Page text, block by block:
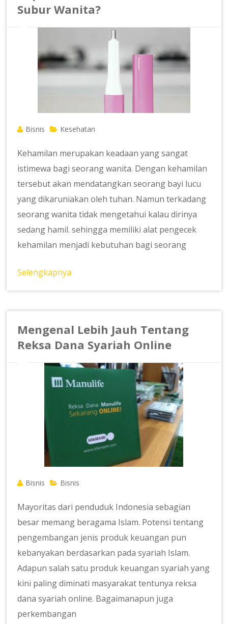
Subur Wanita?
Bisnis Kesehatan
Kehamilan merupakan keadaan yang sangat
istimewa bagi seorang wanita. Dengan kehamilan
tersebut akan mendatangkan seorang bayi lucu
yang dikaruniakan oleh tuhan. Namun terkadang
seorang wanita tidak mengetahui kalau dirinya
sedang hamil. sehingga memiliki alat pengecek
kehamilan menjadi kebutuhan bagi seorang
Selengkapnya
Mengenal Lebih Jauh Tentang
Reksa Dana Syariah Online
Bisnis Bisnis
Mayoritas dari penduduk Indonesia sebagian
besar memang beragama Islam. Potensi tentang
pengembangan jenis produk keuangan pun
kebanyakan berdasarkan pada syariah Islam.
Adapun salah satu produk keuangan syariah yang
kini paling diminati masyarakat tentunya reksa
dana syariah online. Bagaimanapun juga
perkembangan